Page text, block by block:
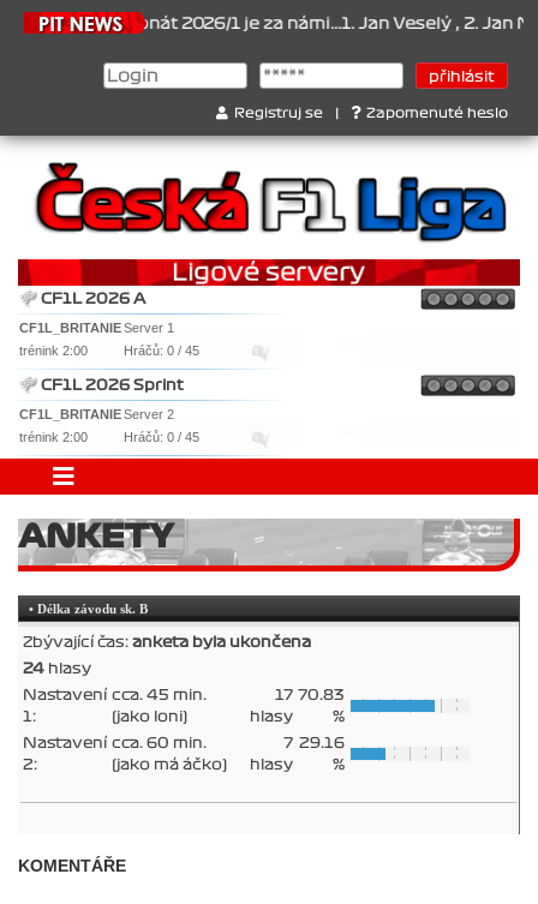
Šampionát 2026/1 je za námi...1. Jan Veselý , 2. Jan
Registruj se Zapomenuté heslo
CF1L 2026 A
CF1L_BRITANIEServer 1
trénink 2:00
Hráčů: 0 / 45
CF1L 2026 Sprint
CF1L_BRITANIEServer 2
trénink 2:00
Hráčů: 0 / 45
ANKETY
• Délka závodu sk. B
Zbývající čas: anketa byla ukončena
24 hlasy
Nastavení
1:
cca. 45 min.
(jako loni)
17
hlasy
70.83
%
Nastavení
2:
cca. 60 min.
(jako má áčko)
7
hlasy
29.16
%
KOMENTÁŘE